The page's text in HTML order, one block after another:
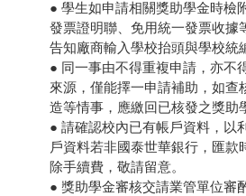
● 學生如申請相關獎助學金時檢
發票證明聯、免用統一發票收據
告知廠商輸入學校抬頭與學校統
● 同一事由不得重複申請，亦不
來源，僅能擇一申請補助，如查
造等情事，應繳回已核發之獎助
● 請確認校內已有帳戶資料，以
戶資料若非國泰世華銀行，匯款
除手續費，敬請留意。
● 獎助學金審核交請業管單位審